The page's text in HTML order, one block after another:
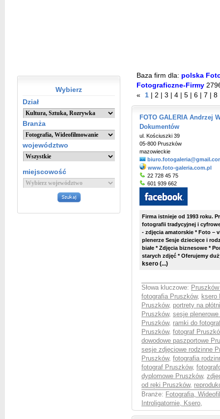
Wybierz
Dział
Branża
województwo
miejscowość
Baza firm dla: polska
Fotograficzne-Firmy
«
1 2 3 4 5 6 7 8
FOTO GALERIA Andrzej
Dokumentów
ul. Kościuszki 39
05-800 Pruszków
mazowieckie
www.foto-galeria.com.pl
22 728 45 75
601 939 662
Firma istnieje od 1993 roku.
fotografii tradycyjnej i
- zdjęcia amatorskie * Foto –
plenerze Sesje dziecięce i
białe * Zdjęcia biznesowe *
starych zdjęć * Oferujemy
ksero (...)
Słowa kluczowe:
fotografia Pruszków, ksero
Pruszków, portrety na
Pruszków, sesje
Pruszków, ramki do
Pruszków, fotograf
dowodowe paszportowe
sesje zdjęciowe rodzinne
Pruszków, fotografia
fotograf Pruszków,
dyplomowe Pruszków,
od ręki Pruszków,
Branże: Fotografia,
Introligatornie, Ksero,